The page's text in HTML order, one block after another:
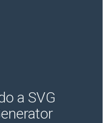
a SVG